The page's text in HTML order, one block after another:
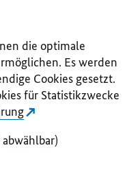
die optimale
Es werden
Cookies gesetzt.
für Statistikzwecke